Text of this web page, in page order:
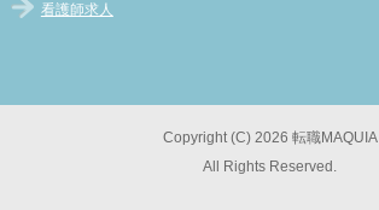
看護師求人
Copyright (C) 2026 転職MAQUIA
All Rights Reserved.